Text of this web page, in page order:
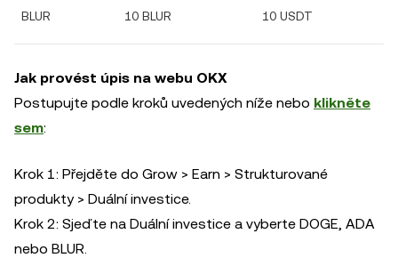
BLUR 10 BLUR 10 USDT
Jak provést úpis na webu OKX
Postupujte podle kroků uvedených níže nebo klikněte
sem:
Krok 1: Přejděte do Grow > Earn > Strukturované
produkty > Duální investice.
Krok 2: Sjeďte na Duální investice a vyberte DOGE, ADA
nebo BLUR.